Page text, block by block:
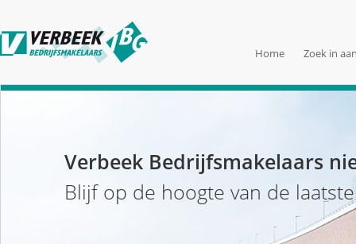
Home Zoek in
Verbeek Bedrijfsmakelaars
Blijf op de hoogte van de